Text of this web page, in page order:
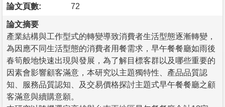
論文頁數: 72
論文摘要
產業結構與工作型式的轉變導致消費者生活型態逐漸轉變，
為因應不同生活型態的消費者用餐需求，早午餐餐廳如雨後
春筍般地快速出現與發展，為了解目標客群以及哪些重要的
因素會影響顧客滿意，本研究以主題獨特性、產品品質認
知、服務品質認知、及交易價格探討主題式早午餐餐廳之顧
客滿意與續購意願。